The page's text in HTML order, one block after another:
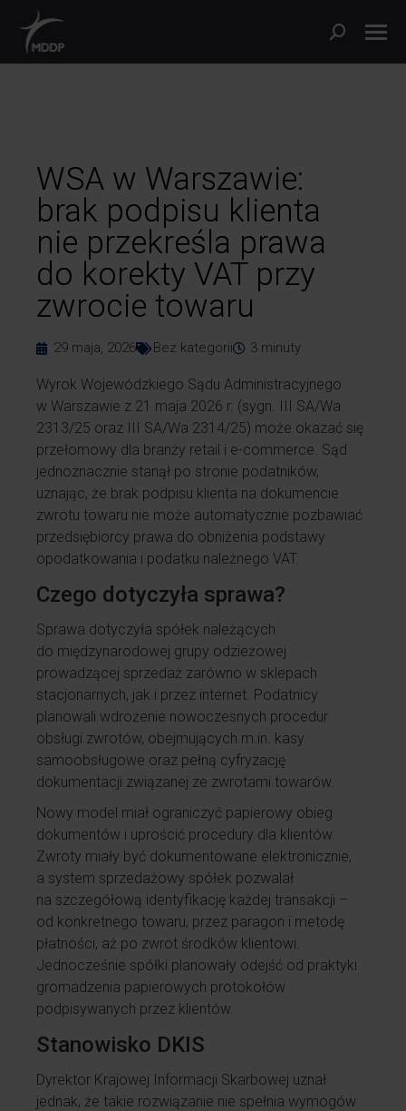
WSA w Warszawie:
brak podpisu klienta
nie przekreśla prawa
do korekty VAT przy
zwrocie towaru
29 maja, 2026 Bez kategorii 3 minuty
Wyrok Wojewódzkiego Sądu Administracyjnego
w Warszawie z 21 maja 2026 r. (sygn. III SA/Wa
2313/25 oraz III SA/Wa 2314/25) może okazać się
przełomowy dla branży retail i e-commerce. Sąd
jednoznacznie stanął po stronie podatników,
uznając, że brak podpisu klienta na dokumencie
zwrotu towaru nie może automatycznie pozbawiać
przedsiębiorcy prawa do obniżenia podstawy
opodatkowania i podatku należnego VAT.
Czego dotyczyła sprawa?
Sprawa dotyczyła spółek należących
do międzynarodowej grupy odzieżowej
prowadzącej sprzedaż zarówno w sklepach
stacjonarnych, jak i przez internet. Podatnicy
planowali wdrożenie nowoczesnych procedur
obsługi zwrotów, obejmujących m.in. kasy
samoobsługowe oraz pełną cyfryzację
dokumentacji związanej ze zwrotami towarów.
Nowy model miał ograniczyć papierowy obieg
dokumentów i uprościć procedury dla klientów.
Zwroty miały być dokumentowane elektronicznie,
a system sprzedażowy spółek pozwalał
na szczegółową identyfikację każdej transakcji –
od konkretnego towaru, przez paragon i metodę
płatności, aż po zwrot środków klientowi.
Jednocześnie spółki planowały odejść od praktyki
gromadzenia papierowych protokołów
podpisywanych przez klientów.
Stanowisko DKIS
Dyrektor Krajowej Informacji Skarbowej uznał
jednak, że takie rozwiązanie nie spełnia wymogów